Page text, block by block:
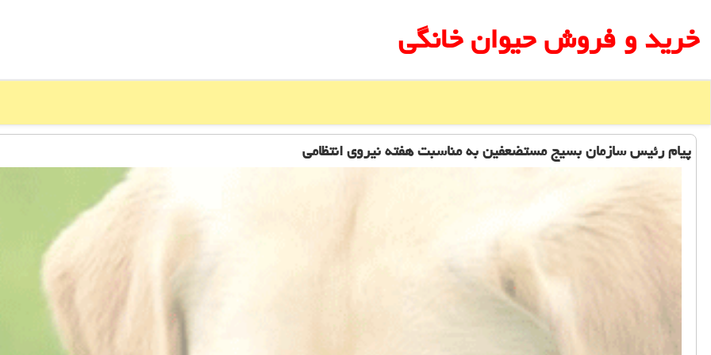
خرید و فروش حیوان خانگی
پیام رئیس سازمان بسیج مستضعفین به مناسبت هفته نیروی انتظامی